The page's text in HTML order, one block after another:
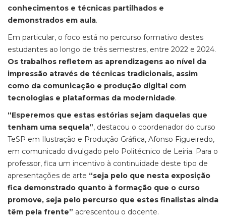
conhecimentos e técnicas partilhados e
demonstrados em aula.
Em particular, o foco está no percurso formativo destes
estudantes ao longo de três semestres, entre 2022 e 2024.
Os trabalhos refletem as aprendizagens ao nível da
impressão através de técnicas tradicionais, assim
como da comunicação e produção digital com
tecnologias e plataformas da modernidade.
“Esperemos que estas estórias sejam daquelas que
tenham uma sequela”, destacou o coordenador do curso
TeSP em Ilustração e Produção Gráfica, Afonso Figueiredo,
em comunicado divulgado pelo Politécnico de Leiria. Para o
professor, fica um incentivo à continuidade deste tipo de
apresentações de arte “seja pelo que nesta exposição
fica demonstrado quanto à formação que o curso
promove, seja pelo percurso que estes finalistas ainda
têm pela frente” acrescentou o docente.